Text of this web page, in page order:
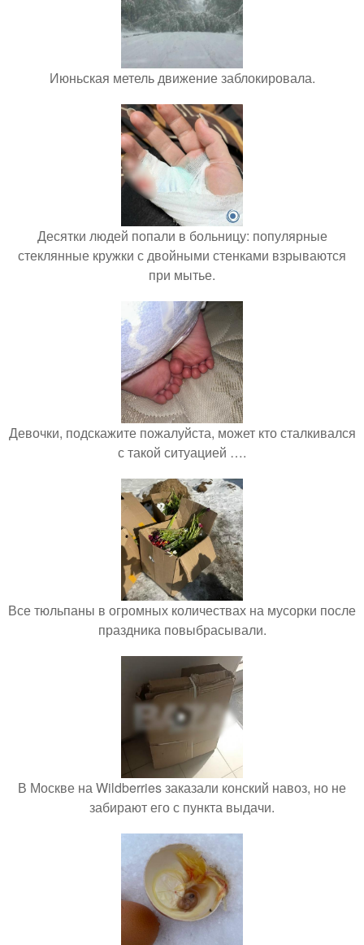
Июньская метель движение заблокировала.
Десятки людей попали в больницу: популярные
стеклянные кружки с двойными стенками взрываются
при мытье.
Девочки, подскажите пожалуйста, может кто сталкивался
с такой ситуацией ….
Все тюльпаны в огромных количествах на мусорки после
праздника повыбрасывали.
В Москве на Wildberries заказали конский навоз, но не
забирают его с пункта выдачи.